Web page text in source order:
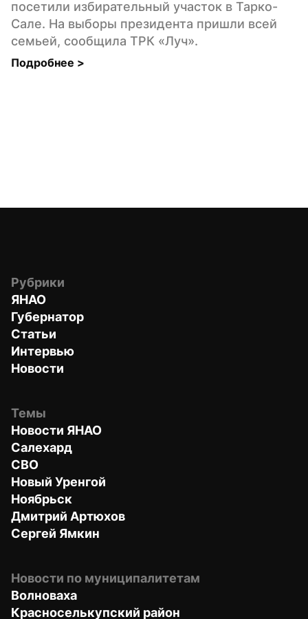
посетили избирательный участок в Тарко-
Сале. На выборы президента пришли всей
семьей, сообщила ТРК «Луч».
Подробнее >
Рубрики
ЯНАО
Губернатор
Статьи
Интервью
Новости
Темы
Новости ЯНАО
Салехард
СВО
Новый Уренгой
Ноябрьск
Дмитрий Артюхов
Сергей Ямкин
Новости по муниципалитетам
Волноваха
Красноселькупский район